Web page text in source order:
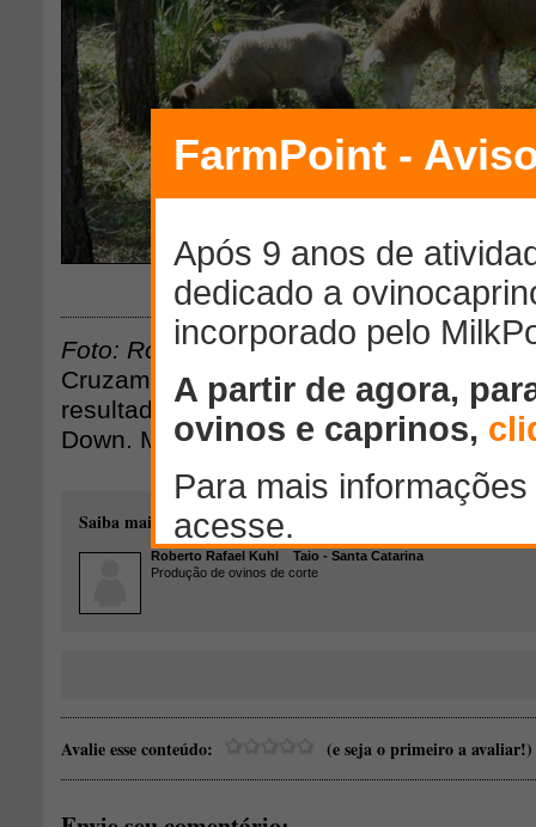
Download
Foto: Roberto Rafael Kuhl
Cruzamento Indústrial. Mãe e filha
resultado do cruzamento Ile de France
Down. Mirim Doce - SC.
Saiba mais sobre o autor desse conteúdo:
Roberto Rafael Kuhl Taio - Santa Catarina
Produção de ovinos de corte
Avalie esse conteúdo: (e seja o primeiro a avaliar!)